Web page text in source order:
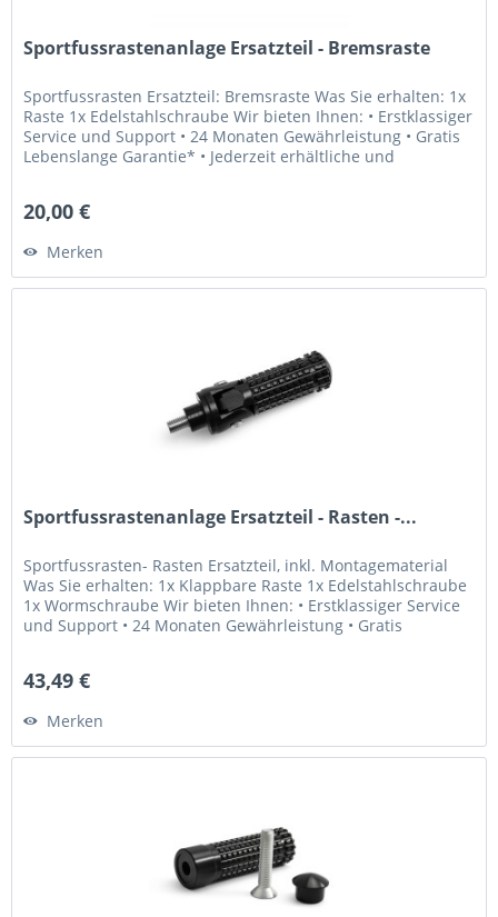
Sportfussrastenanlage Ersatzteil - Bremsraste
Sportfussrasten Ersatzteil: Bremsraste Was Sie erhalten: 1x
Raste 1x Edelstahlschraube Wir bieten Ihnen: • Erstklassiger
Service und Support • 24 Monaten Gewährleistung • Gratis
Lebenslange Garantie* • Jederzeit erhältliche und
20,00 €
Merken
Sportfussrastenanlage Ersatzteil - Rasten -...
Sportfussrasten- Rasten Ersatzteil, inkl. Montagematerial
Was Sie erhalten: 1x Klappbare Raste 1x Edelstahlschraube
1x Wormschraube Wir bieten Ihnen: • Erstklassiger Service
und Support • 24 Monaten Gewährleistung • Gratis
43,49 €
Merken